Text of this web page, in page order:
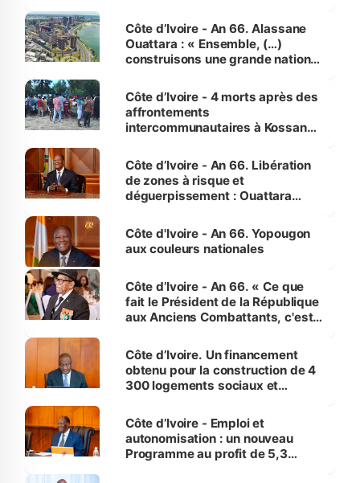
enfants
Côte d’Ivoire - An 66. Alassane
Ouattara : « Ensemble, (…)
construisons une grande nation
générations futures »
Côte d’Ivoire - 4 morts après des
affrontements
intercommunautaires à Kossandji
milieu des sinistrés
Côte d’Ivoire - An 66. Libération
de zones à risque et
déguerpissement : Ouattara
l'Etat de droit pour préserver les
vies humaines »
Côte d'Ivoire - An 66. Yopougon
aux couleurs nationales
Côte d’Ivoire - An 66. « Ce que
fait le Président de la République
aux Anciens Combattants, c'est
Côte d’Ivoire. Un financement
obtenu pour la construction de 4
300 logements sociaux et
et Yamoussoukro
Côte d’Ivoire - Emploi et
autonomisation : un nouveau
Programme au profit de 5,3